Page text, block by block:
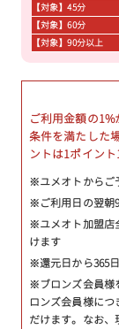
【対象】45分
【対象】60分
【対象】90分以上
ご利用金額の
条件を満たした
ントは1ポイン
※ユメオトからご
※ご利用日の翌朝
※ユメオト加盟店
けます
※還元日から365
※ブロンズ会員様
ロンズ会員様に
だけます。なお、